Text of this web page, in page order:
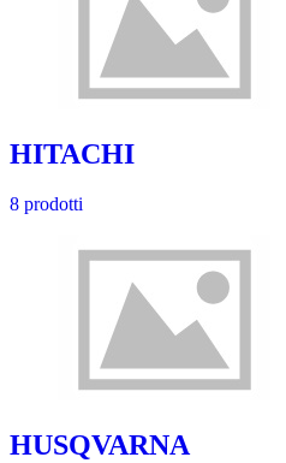
HITACHI
8 prodotti
HUSQVARNA